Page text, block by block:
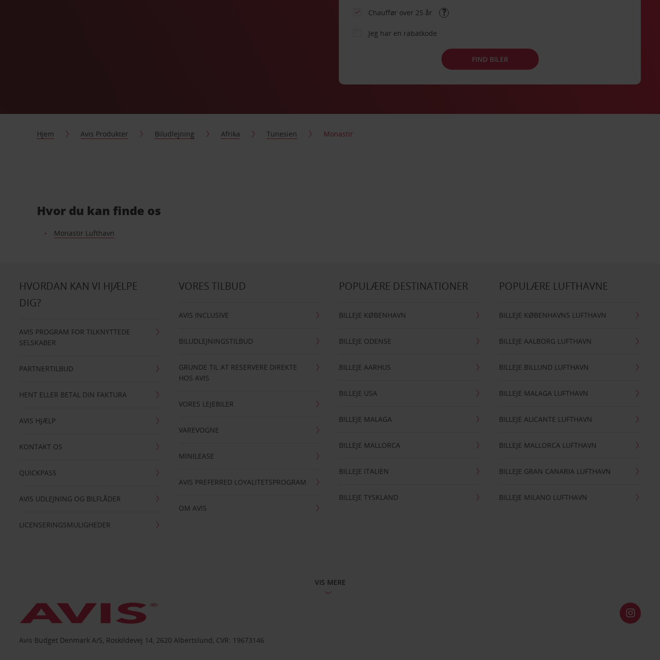
Chauffør over 25 år
Jeg har en rabatkode
FIND BILER
Hjem Avis Produkter Biludlejning Afrika Tunesien Monastir
Hvor du kan finde os
Monastir Lufthavn
HVORDAN KAN VI HJÆLPE
DIG?
AVIS PROGRAM FOR TILKNYTTEDE
SELSKABER
PARTNERTILBUD
HENT ELLER BETAL DIN FAKTURA
AVIS HJÆLP
KONTAKT OS
QUICKPASS
AVIS UDLEJNING OG BILFLÅDER
LICENSERINGSMULIGHEDER
VORES TILBUD
AVIS INCLUSIVE
BILUDLEJNINGSTILBUD
GRUNDE TIL AT RESERVERE DIREKTE
HOS AVIS
VORES LEJEBILER
VAREVOGNE
MINILEASE
AVIS PREFERRED LOYALITETSPROGRAM
OM AVIS
POPULÆRE DESTINATIONER
BILLEJE KØBENHAVN
BILLEJE ODENSE
BILLEJE AARHUS
BILLEJE USA
BILLEJE MALAGA
BILLEJE MALLORCA
BILLEJE ITALIEN
BILLEJE TYSKLAND
POPULÆRE LUFTHAVNE
BILLEJE KØBENHAVNS LUFTHAVN
BILLEJE AALBORG LUFTHAVN
BILLEJE BILLUND LUFTHAVN
BILLEJE MALAGA LUFTHAVN
BILLEJE ALICANTE LUFTHAVN
BILLEJE MALLORCA LUFTHAVN
BILLEJE GRAN CANARIA LUFTHAVN
BILLEJE MILANO LUFTHAVN
VIS MERE
Avis Budget Denmark A/S, Roskildevej 14, 2620 Albertslund, CVR: 19673146